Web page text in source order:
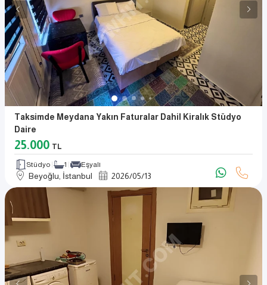
Taksimde Meydana Yakın Faturalar Dahil Kiralık Stüdyo
Daire
25.000 TL
Stüdyo 1 Eşyalı
Beyoğlu, İstanbul 2026/05/13